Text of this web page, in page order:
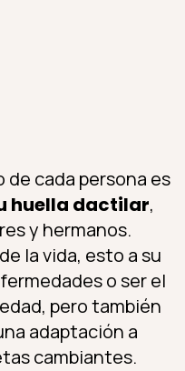
de cada persona es
huella dactilar,
y hermanos.
la vida, esto a su
o ser el
pero también
adaptación a
cambiantes.